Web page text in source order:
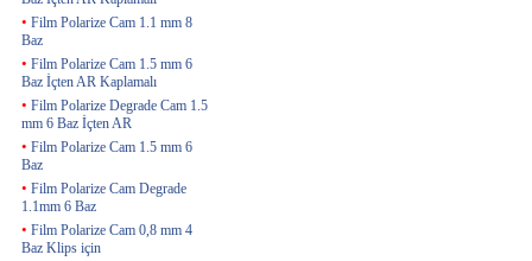
• Film Polarize Cam 1.1 mm 8
Baz
• Film Polarize Cam 1.5 mm 6
Baz İçten AR Kaplamalı
• Film Polarize Degrade Cam 1.5
mm 6 Baz İçten AR
• Film Polarize Cam 1.5 mm 6
Baz
• Film Polarize Cam Degrade
1.1mm 6 Baz
• Film Polarize Cam 0,8 mm 4
Baz Klips için